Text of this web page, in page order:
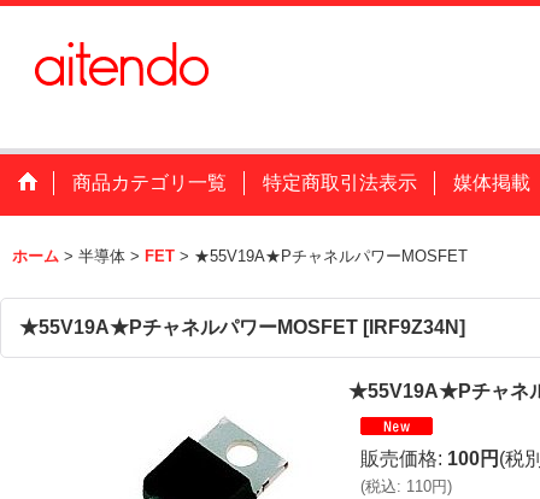
商品カテゴリ一覧 特定商取引法表示 媒体掲載
ホーム > 半導体 > FET > ★55V19A★PチャネルパワーMOSFET
★55V19A★PチャネルパワーMOSFET [IRF9Z34N]
★55V19A★Pチャネ
販売価格: 100円 (税
(税込: 110円)